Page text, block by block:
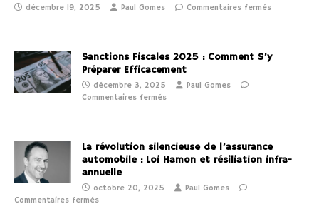
décembre 19, 2025 Paul Gomes Commentaires fermés
Sanctions Fiscales 2025 : Comment S’y
Préparer Efficacement
décembre 3, 2025
Paul Gomes
Commentaires fermés
La révolution silencieuse de l’assurance
automobile : Loi Hamon et résiliation infra-
annuelle
octobre 20, 2025
Paul Gomes
Commentaires fermés